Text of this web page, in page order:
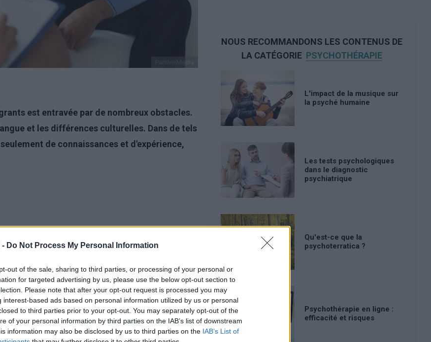
- Do Not Process My Personal Information
out of the sale, sharing to third parties, or processing of your personal or
for targeted advertising by us, please use the below opt-out section to
Please note that after your opt-out request is processed you may
interest-based ads based on personal information utilized by us or personal
to third parties prior to your opt-out. You may separately opt-out of the
of your personal information by third parties on the IAB’s list of downstream
information may also be disclosed by us to third parties on the IAB’s List of
est entravée par de nombreux obstacles.
et les différences culturelles. Dans de tels
de connaissances et d'expérience,
NOUS RECOMMANDONS LES CONTENUS DE
LA CATÉGORIE PSYCHOTHÉRAPIE
L'impact de la musique sur
la psyché humaine
Les tests psychologiques
dans le diagnostic
psychiatrique
Qu'est-ce que la
psychoterratica ?
Psychothérapie en ligne :
efficacité et risques